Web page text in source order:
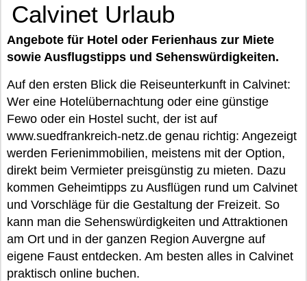
Calvinet Urlaub
Angebote für Hotel oder Ferienhaus zur Miete
sowie Ausflugstipps und Sehenswürdigkeiten.
Auf den ersten Blick die Reiseunterkunft in Calvinet:
Wer eine Hotelübernachtung oder eine günstige
Fewo oder ein Hostel sucht, der ist auf
www.suedfrankreich-netz.de genau richtig: Angezeigt
werden Ferienimmobilien, meistens mit der Option,
direkt beim Vermieter preisgünstig zu mieten. Dazu
kommen Geheimtipps zu Ausflügen rund um Calvinet
und Vorschläge für die Gestaltung der Freizeit. So
kann man die Sehenswürdigkeiten und Attraktionen
am Ort und in der ganzen Region Auvergne auf
eigene Faust entdecken. Am besten alles in Calvinet
praktisch online buchen.